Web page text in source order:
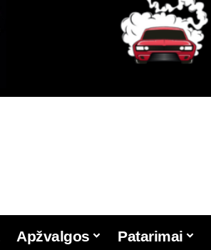
Apžvalgos Patarimai